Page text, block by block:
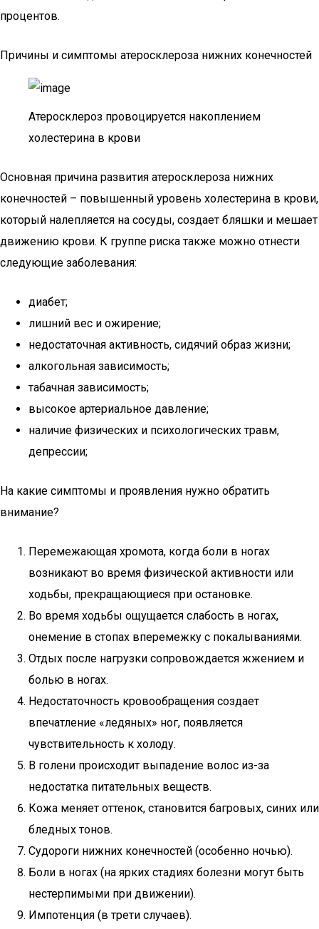
процентов.
Причины и симптомы атеросклероза нижних конечностей
Атеросклероз провоцируется накоплением
холестерина в крови
Основная причина развития атеросклероза нижних
конечностей – повышенный уровень холестерина в крови,
который налепляется на сосуды, создает бляшки и мешает
движению крови. К группе риска также можно отнести
следующие заболевания:
диабет;
лишний вес и ожирение;
недостаточная активность, сидячий образ жизни;
алкогольная зависимость;
табачная зависимость;
высокое артериальное давление;
наличие физических и психологических травм,
депрессии;
На какие симптомы и проявления нужно обратить
внимание?
Перемежающая хромота, когда боли в ногах
возникают во время физической активности или
ходьбы, прекращающиеся при остановке.
Во время ходьбы ощущается слабость в ногах,
онемение в стопах вперемежку с покалываниями.
Отдых после нагрузки сопровождается жжением и
болью в ногах.
Недостаточность кровообращения создает
впечатление «ледяных» ног, появляется
чувствительность к холоду.
В голени происходит выпадение волос из-за
недостатка питательных веществ.
Кожа меняет оттенок, становится багровых, синих или
бледных тонов.
Судороги нижних конечностей (особенно ночью).
Боли в ногах (на ярких стадиях болезни могут быть
нестерпимыми при движении).
Импотенция (в трети случаев).